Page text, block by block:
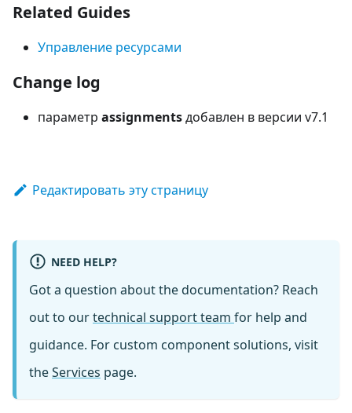
Related Guides
Управление ресурсами
Change log
параметр assignmentsдобавлен в версии v7.1
Редактировать эту страницу
NEED HELP?
Got a question about the documentation? Reach
out to ourtechnical support team for help and
guidance. For custom component solutions, visit
theServices page.